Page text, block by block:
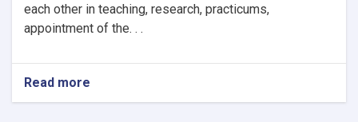
each other in teaching, research, practicums,
appointment of the. . .
Read more
Nangarhar